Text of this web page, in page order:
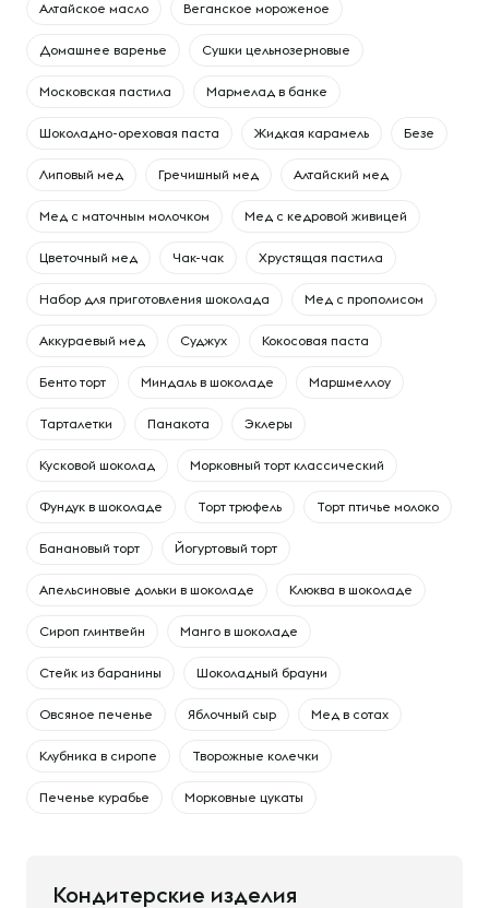
Алтайское масло Веганское мороженое
Домашнее варенье Сушки цельнозерновые
Московская пастила Мармелад в банке
Шоколадно-ореховая паста Жидкая карамель Безе
Липовый мед Гречишный мед Алтайский мед
Мед с маточным молочком Мед с кедровой живицей
Цветочный мед Чак-чак Хрустящая пастила
Набор для приготовления шоколада Мед с прополисом
Аккураевый мед Суджух Кокосовая паста
Бенто торт Миндаль в шоколаде Маршмеллоу
Тарталетки Панакота Эклеры
Кусковой шоколад Морковный торт классический
Фундук в шоколаде Торт трюфель Торт птичье молоко
Банановый торт Йогуртовый торт
Апельсиновые дольки в шоколаде Клюква в шоколаде
Сироп глинтвейн Манго в шоколаде
Cтейк из баранины Шоколадный брауни
Овсяное печенье Яблочный сыр Мед в сотах
Клубника в сиропе Творожные колечки
Печенье курабье Морковные цукаты
Кондитерские изделия